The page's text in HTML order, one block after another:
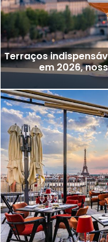
Terraços
em 2026,